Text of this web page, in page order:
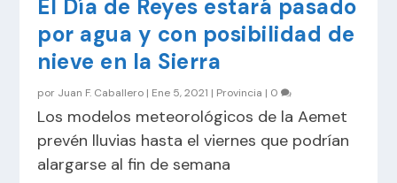
El Día de Reyes estará pasado
por agua y con posibilidad de
nieve en la Sierra
por Juan F. Caballero | Ene 5, 2021 | Provincia | 0
Los modelos meteorológicos de la Aemet
prevén lluvias hasta el viernes que podrían
alargarse al fin de semana